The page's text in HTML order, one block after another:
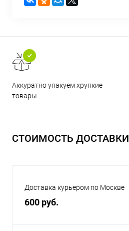
Аккуратно упакуем хрупкие
товары
СТОИМОСТЬ ДОСТАВКИ
Доставка курьером по Москве
600 руб.